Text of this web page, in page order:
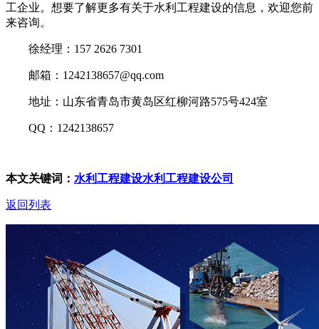
工企业。想要了解更多有关于水利工程建设的信息，欢迎您前
来咨询。
徐经理：157 2626 7301
邮箱：1242138657@qq.com
地址：山东省青岛市黄岛区红柳河路575号424室
QQ：1242138657
本文关键词： 水利工程建设水利工程建设公司
返回列表